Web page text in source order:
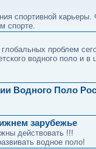
спортивной карьеры.
спорте.
проблем
водного поло и в
Водного Поло
зарубежье
действовать !!!
водное поло!